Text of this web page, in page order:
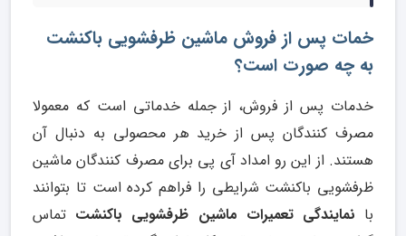
خمات پس از فروش ماشین ظرفشویی باکنشت
به چه صورت است؟
خدمات پس از فروش، از جمله خدماتی است که معمولا
مصرف کنندگان پس از خرید هر محصولی به دنبال آن
هستند. از این رو امداد آی پی برای مصرف کنندگان ماشین
ظرفشویی باکنشت شرایطی را فراهم کرده است تا بتوانند
با نمایندگی تعمیرات ماشین ظرفشویی باکنشت تماس